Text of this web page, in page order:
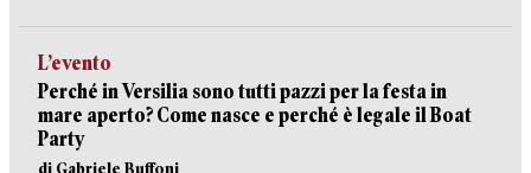
L’evento
Perché in Versilia sono tutti pazzi per la festa in
mare aperto? Come nasce e perché è legale il Boat
Party
di Gabriele Buffoni